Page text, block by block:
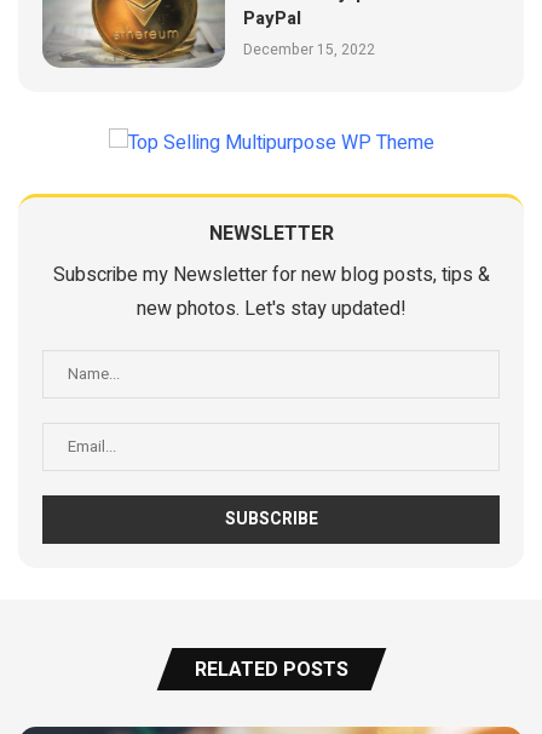
PayPal
December 15, 2022
NEWSLETTER
Subscribe my Newsletter for new blog posts, tips &
new photos. Let's stay updated!
RELATED POSTS